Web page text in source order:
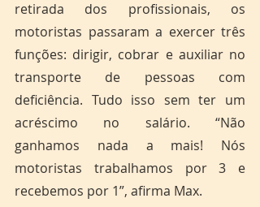
retirada dos profissionais, os
motoristas passaram a exercer três
funções: dirigir, cobrar e auxiliar no
transporte de pessoas com
deficiência. Tudo isso sem ter um
acréscimo no salário. “Não
ganhamos nada a mais! Nós
motoristas trabalhamos por 3 e
recebemos por 1”, afirma Max.